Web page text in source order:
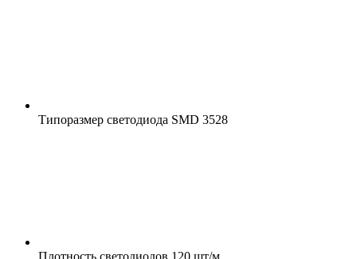
Типоразмер светодиода SMD 3528
Плотность светодиодов 120 шт/м